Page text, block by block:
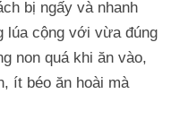
bị ngấy và nhanh
lúa cộng với vừa đúng
non quá khi ăn vào,
ít béo ăn hoài mà